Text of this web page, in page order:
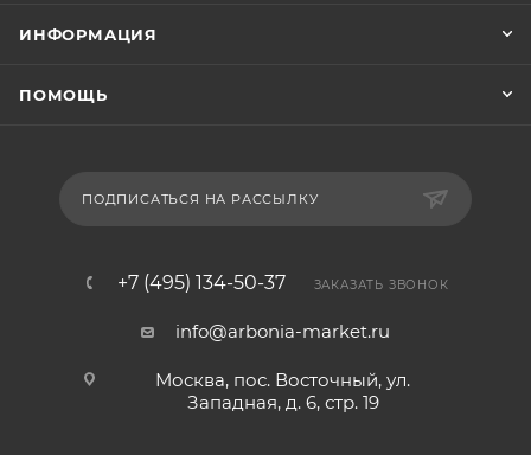
ИНФОРМАЦИЯ
ПОМОЩЬ
ПОДПИСАТЬСЯ НА РАССЫЛКУ
+7 (495) 134-50-37 ЗАКАЗАТЬ ЗВОНОК
info@arbonia-market.ru
Москва, пос. Восточный, ул.
Западная, д. 6, стр. 19